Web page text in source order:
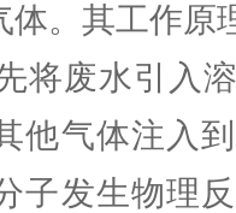
体。其工作原
将废水引入
他气体注入
子发生物理